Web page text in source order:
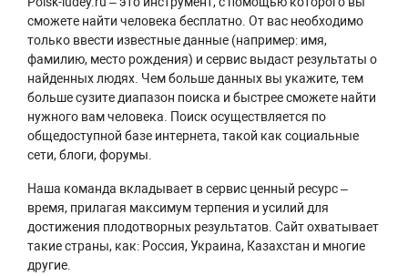
сможете найти человека бесплатно. От вас необходимо
только ввести известные данные (например: имя,
фамилию, место рождения) и сервис выдаст результаты о
найденных людях. Чем больше данных вы укажите, тем
больше сузите диапазон поиска и быстрее сможете найти
нужного вам человека. Поиск осуществляется по
общедоступной базе интернета, такой как социальные
сети, блоги, форумы.
Наша команда вкладывает в сервис ценный ресурс –
время, прилагая максимум терпения и усилий для
достижения плодотворных результатов. Сайт охватывает
такие страны, как: Россия, Украина, Казахстан и многие
другие.